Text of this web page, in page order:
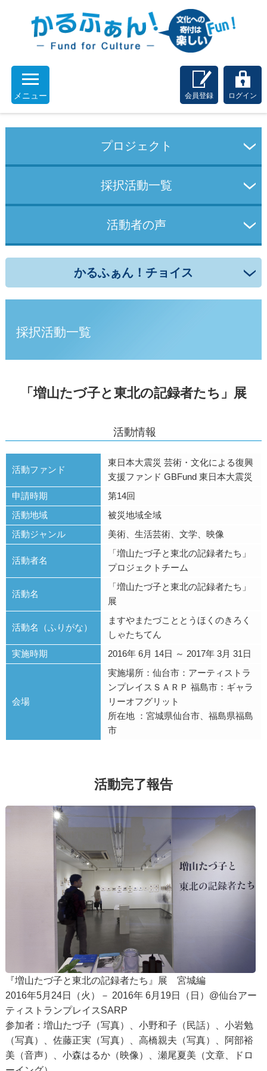
メニュー 会員登録 ログイン
プロジェクト
採択活動一覧
活動者の声
かるふぁん！チョイス
採択活動一覧
「増山たづ子と東北の記録者たち」展
活動情報
活動ファンド
東日本大震災 芸術・文化による復興
支援ファンド GBFund 東日本大震災
申請時期
第14回
活動地域
被災地域全域
活動ジャンル
美術、生活芸術、文学、映像
活動者名
「増山たづ子と東北の記録者たち」
プロジェクトチーム
活動名
「増山たづ子と東北の記録者たち」
展
活動名（ふりがな）
ますやまたづこととうほくのきろく
しゃたちてん
実施時期
2016年 6月 14日 ～ 2017年 3月 31日
会場
実施場所：仙台市：アーティストラ
ンプレイスＳＡＲＰ 福島市：ギャラ
リーオフグリット
所在地 ：宮城県仙台市、福島県福島
市
活動完了報告
『増山たづ子と東北の記録者たち』展 宮城編
2016年5月24日（火）－ 2016年 6月19日（日）@仙台アー
ティストランプレイスSARP
参加者：増山たづ子（写真）、小野和子（民話）、小岩勉
（写真）、佐藤正実（写真）、高橋親夫（写真）、阿部裕
美（音声）、小森はるか（映像）、瀬尾夏美（文章、ドロ